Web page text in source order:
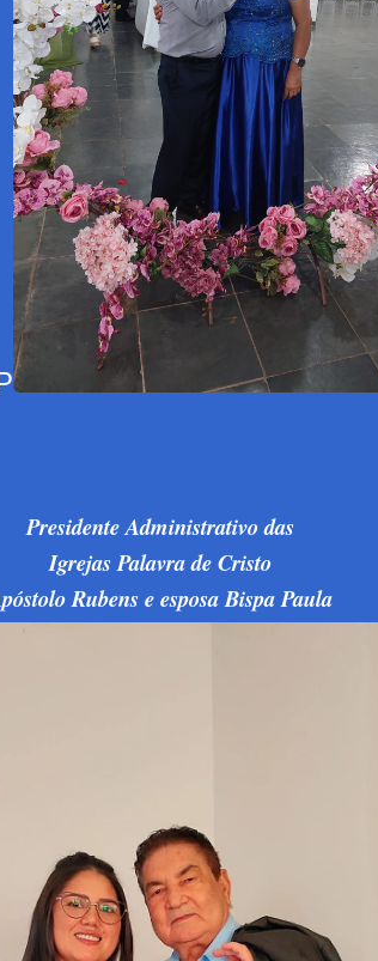
Presidente Administrativo das
Igrejas Palavra de Cristo
Rubens e esposa Bispa Paula